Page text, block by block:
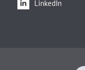
LinkedIn